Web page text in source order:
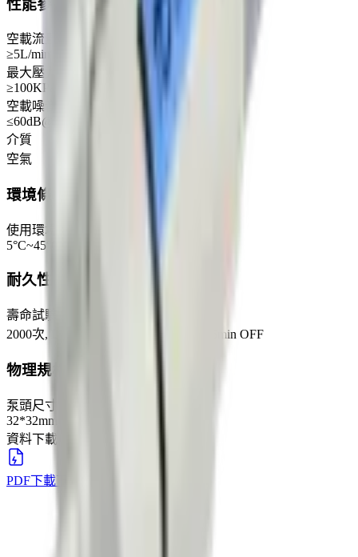
性能參數
空載流量
≥5L/min
最大壓力
≥100KPa
空載噪音
≤60dB@30cm
介質
空氣
環境條件
使用環境
5°C~45°C, 30%~80%RH
耐久性
壽命試驗
2000次, DC12V, @55KPa, 15min ON, 5min OFF
物理規格
泵頭尺寸
32*32mm
資料下載
PDF下載下載